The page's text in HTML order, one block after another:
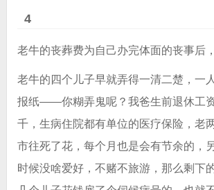
4
老牛的丧葬费为自己办完体面的丧事后
老牛的四个儿子早就弄得一清二楚，一
报纸——你糊弄鬼呢？我爸生前退休工
千，生病住院都有单位的医疗保险，老
市往死了花，每个月也是会有节余的，
时候没啥爱好，不赌不旅游，那么剩下